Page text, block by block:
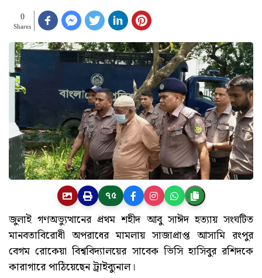
0
Shares
৭৫
জুলাই গণঅভ্যুত্থানের প্রথম শহীদ আবু সাঈদ হত্যায় সংঘটিত
মানবতাবিরোধী অপরাধের মামলায় সাজাপ্রাপ্ত আসামি রংপুর
বেগম রোকেয়া বিশ্ববিদ্যালয়ের সাবেক ভিসি হাসিবুর রশিদকে
কারাগারে পাঠিয়েছেন ট্রাইব্যুনাল।